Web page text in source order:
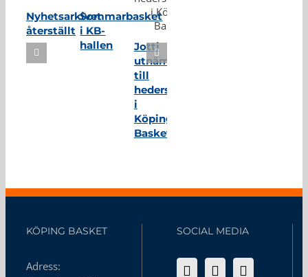
Nyhetsarkivet
återställt
Sommarbasket
i KB-
hallen
Jotti
utnämnd
till
hedersmedlem
i
Köping
Basket
KÖPING BASKET
Adress:
SOCIAL MEDIA